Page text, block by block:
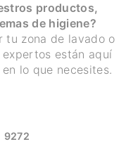
productos,
de higiene?
tu zona de lavado o
están aquí
lo que necesites.
9272